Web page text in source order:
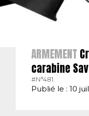
ARMEMENT
carabine
#N°481.
Publié le : 10